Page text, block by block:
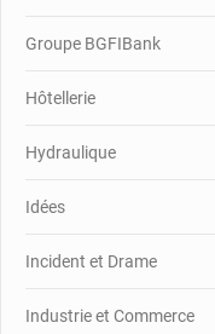
Groupe BGFIBank
Hôtellerie
Hydraulique
Idées
Incident et Drame
Industrie et Commerce